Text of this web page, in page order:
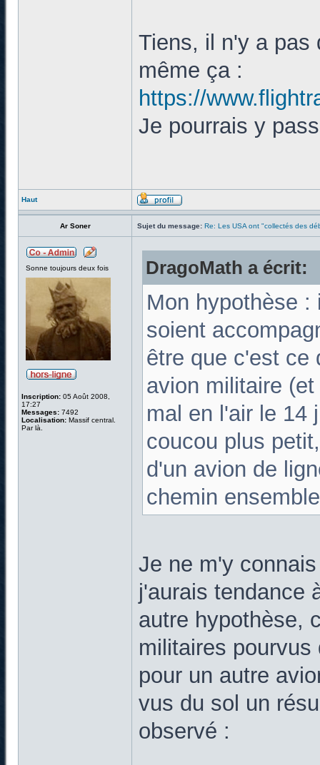
Tiens, il n'y a pas
même ça :
https://
Je pourrais y
Haut
Ar Soner Sujet du message: Re: Les USA ont "collectés des
Sonne toujours deux fois
Inscription: 05 Août 2008,
17:27
Messages: 7492
Localisation: Massif central.
Par là.
DragoMath a écrit:
Mon hypothèse :
soient
être que c'est ce
avion militaire
mal en l'air le 14
coucou plus
d'un avion de
chemin
Je ne m'y
j'aurais tendance
autre hypothèse,
militaires
pour un autre
vus du sol un
observé :